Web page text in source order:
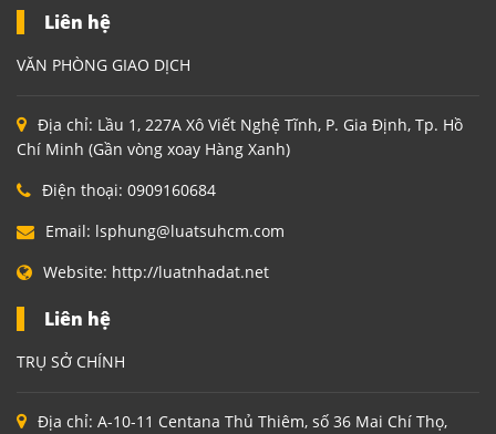
Liên hệ
VĂN PHÒNG GIAO DỊCH
Địa chỉ: Lầu 1, 227A Xô Viết Nghệ Tĩnh, P. Gia Định, Tp. Hồ
Chí Minh (Gần vòng xoay Hàng Xanh)
Điện thoại: 0909160684
Email: lsphung@luatsuhcm.com
Website: http://luatnhadat.net
Liên hệ
TRỤ SỞ CHÍNH
Địa chỉ: A-10-11 Centana Thủ Thiêm, số 36 Mai Chí Thọ,